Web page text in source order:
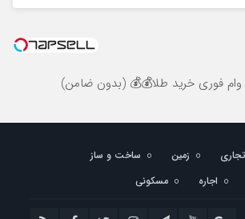
تجاری زمین
ساخت و ساز
اجاره مسکونی